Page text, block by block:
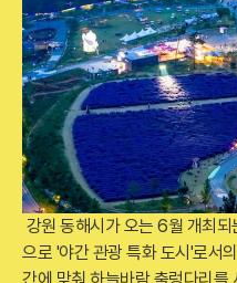
강원 동해시가 오는 6월 개최
으로 '야간 관광 특화 도시'로서